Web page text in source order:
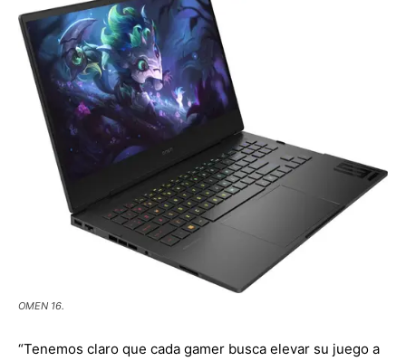
OMEN 16.
“Tenemos claro que cada gamer busca elevar su juego a